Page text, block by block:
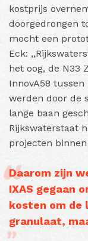
kostprijs
doorgedrongen
mocht een
Eck:
het oog, de N33
InnovA58
werden door de
lange baan
Rijkswaterstaat
projecten
Daarom zijn
IXAS gegaan
kosten om
granulaat,